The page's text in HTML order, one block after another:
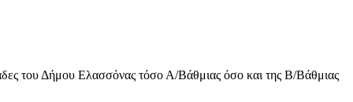
του Δήμου Ελασσόνας τόσο Α/Βάθμιας όσο και της Β/Βάθμιας